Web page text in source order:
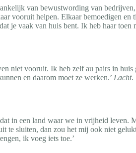
van bewustwording van
vooruit helpen. Elkaar bemoedigen en
je vaak van huis bent. Ik heb haar toen
niet vooruit. Ik heb zelf au pairs in
en daarom moet ze werken.’ Lacht.
in een land waar we in vrijheid leven.
te sluiten, dan zou het mij ook niet
ik voeg iets toe.’